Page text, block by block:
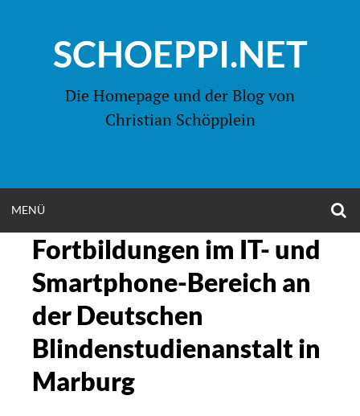
springenSCHOEPPI.NET
Die Homepage und der Blog von
Christian Schöpplein
MENÜ
MENU
Fortbildungen im IT- und
Smartphone-Bereich an
der Deutschen
Blindenstudienanstalt in
Marburg